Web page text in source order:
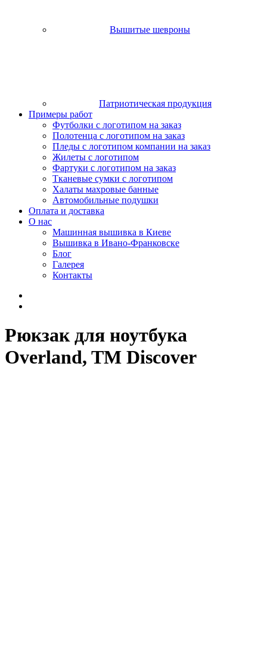
Вышитые шевроны
Патриотическая продукция
Примеры работ
Футболки с логотипом на заказ
Полотенца с логотипом на заказ
Пледы с логотипом компании на заказ
Жилеты с логотипом
Фартуки с логотипом на заказ
Тканевые сумки с логотипом
Халаты махровые банные
Автомобильные подушки
Оплата и доставка
О нас
Машинная вышивка в Киеве
Вышивка в Ивано-Франковске
Блог
Галерея
Контакты
Рюкзак для ноутбука
Overland, TM Discover